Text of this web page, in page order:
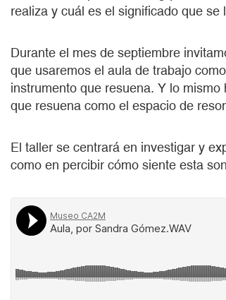
realiza y cuál es el significado que
Durante el mes de septiembre
que usaremos el aula de trabajo
instrumento que resuena. Y lo
que resuena como el espacio de
El taller se centrará en investigar y
como en percibir cómo siente esta